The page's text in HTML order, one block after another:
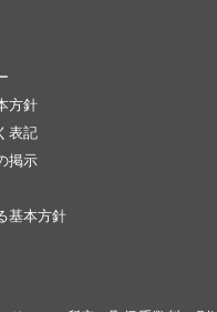
方針
表記
掲示
基本方針